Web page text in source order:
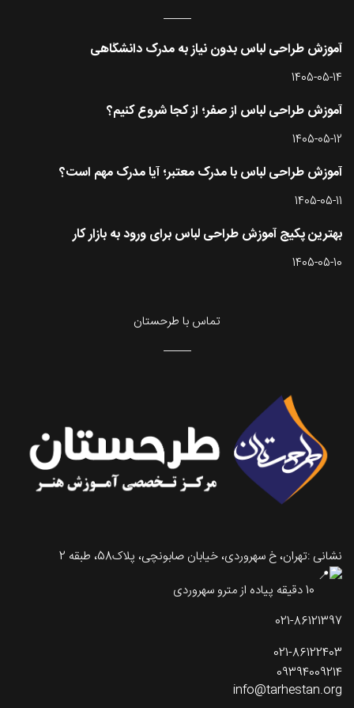
آموزش طراحی لباس بدون نیاز به مدرک دانشگاهی
1405-05-14
آموزش طراحی لباس از صفر؛ از کجا شروع کنیم؟
1405-05-12
آموزش طراحی لباس با مدرک معتبر؛ آیا مدرک مهم است؟
1405-05-11
بهترین پکیج آموزش طراحی لباس برای ورود به بازار کار
1405-05-10
تماس با طرحستان
نشانی :تهران، خ سهروردی، خیابان صابونچی، پلاک58، طبقه 2
021-86121397
021-86122403
09394009214
info@tarhestan.org